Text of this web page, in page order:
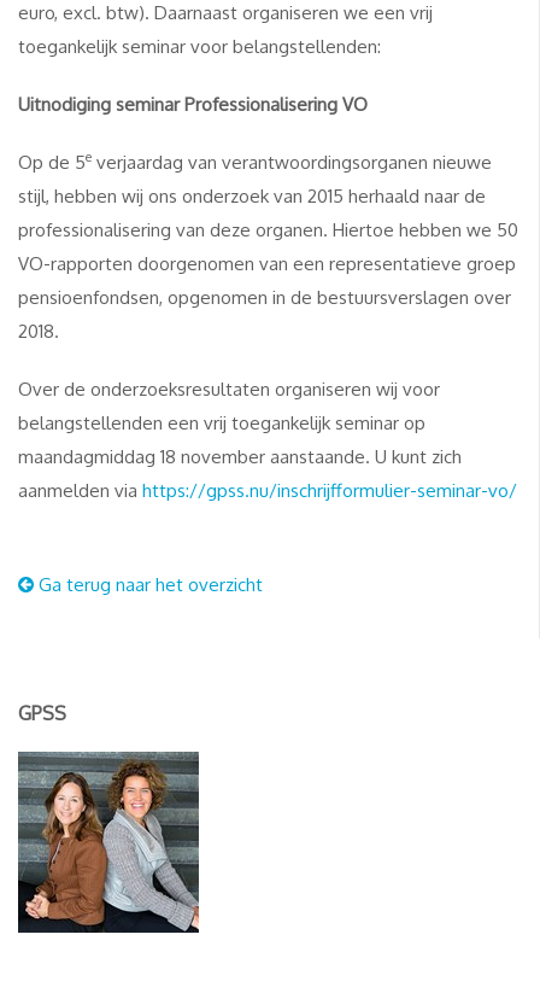
euro, excl. btw). Daarnaast organiseren we een vrij
toegankelijk seminar voor belangstellenden:
Uitnodiging seminar Professionalisering VO
Op de 5e verjaardag van verantwoordingsorganen nieuwe
stijl, hebben wij ons onderzoek van 2015 herhaald naar de
professionalisering van deze organen. Hiertoe hebben we 50
VO-rapporten doorgenomen van een representatieve groep
pensioenfondsen, opgenomen in de bestuursverslagen over
2018.
Over de onderzoeksresultaten organiseren wij voor
belangstellenden een vrij toegankelijk seminar op
maandagmiddag 18 november aanstaande. U kunt zich
aanmelden via https://gpss.nu/inschrijfformulier-seminar-vo/
Ga terug naar het overzicht
GPSS